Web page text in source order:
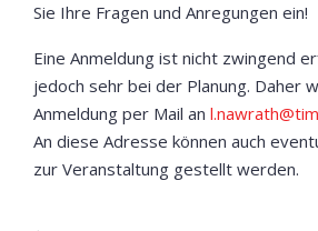
Sie Ihre Fragen und Anregungen ein!
Eine Anmeldung ist nicht zwingend
jedoch sehr bei der Planung. Daher
Anmeldung per Mail an
An diese Adresse können auch
zur Veranstaltung gestellt werden.